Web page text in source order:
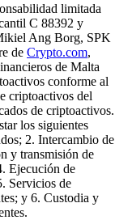
limitada
C 88392 y
Ang Borg, SPK
de Crypto.com,
de Malta
conforme al
criptoactivos del
de criptoactivos.
los siguientes
2. Intercambio de
y transmisión de
Ejecución de
Servicios de
y 6. Custodia y